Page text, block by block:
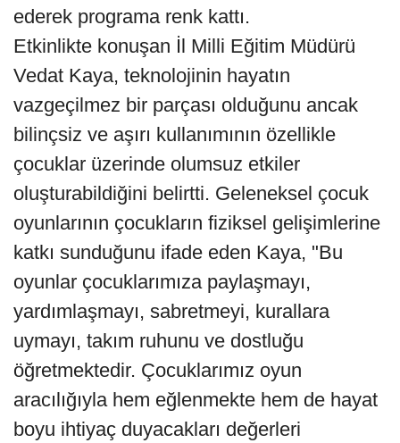
ederek programa renk kattı.
Etkinlikte konuşan İl Milli Eğitim Müdürü
Vedat Kaya, teknolojinin hayatın
vazgeçilmez bir parçası olduğunu ancak
bilinçsiz ve aşırı kullanımının özellikle
çocuklar üzerinde olumsuz etkiler
oluşturabildiğini belirtti. Geleneksel çocuk
oyunlarının çocukların fiziksel gelişimlerine
katkı sunduğunu ifade eden Kaya, "Bu
oyunlar çocuklarımıza paylaşmayı,
yardımlaşmayı, sabretmeyi, kurallara
uymayı, takım ruhunu ve dostluğu
öğretmektedir. Çocuklarımız oyun
aracılığıyla hem eğlenmekte hem de hayat
boyu ihtiyaç duyacakları değerleri